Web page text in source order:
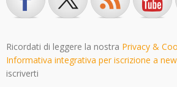
Ricordati di leggere la nostra Privacy &
Informativa integrativa per iscrizione a
iscriverti